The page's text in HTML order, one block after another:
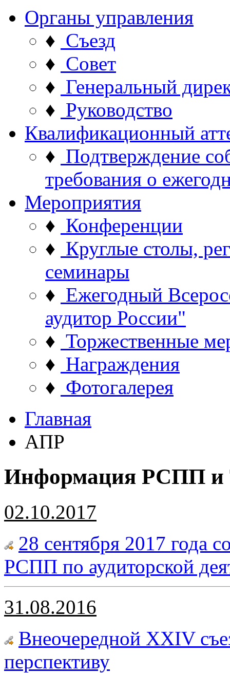
Органы управления
♦ Съезд
♦ Совет
♦ Генеральный
♦ Руководство
Квалификационный
♦ Подтверждение
требования о
Мероприятия
♦ Конференции
♦ Круглые столы,
семинары
♦ Ежегодный
аудитор России"
♦ Торжественные
♦ Награждения
♦ Фотогалерея
Главная
АПР
Информация РСПП
02.10.2017
28 сентября 2017 года
РСПП по аудиторской
31.08.2016
Внеочередной XXIV
перспективу